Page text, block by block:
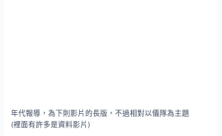
年代報導，為下則影片的長版，不過相對以儀隊為主題
(裡面有許多是資料影片)